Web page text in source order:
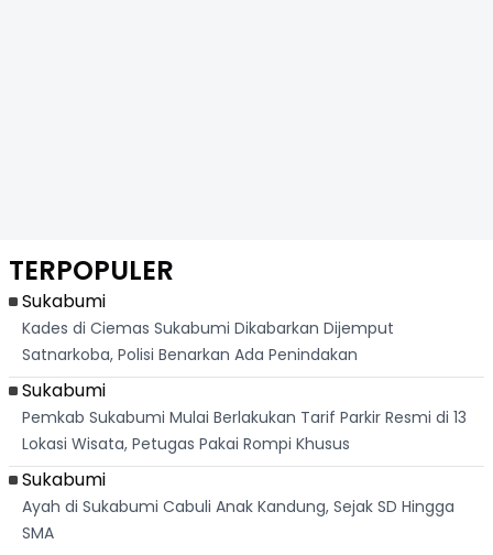
TERPOPULER
Sukabumi
Kades di Ciemas Sukabumi Dikabarkan Dijemput
Satnarkoba, Polisi Benarkan Ada Penindakan
Sukabumi
Pemkab Sukabumi Mulai Berlakukan Tarif Parkir Resmi di 13
Lokasi Wisata, Petugas Pakai Rompi Khusus
Sukabumi
Ayah di Sukabumi Cabuli Anak Kandung, Sejak SD Hingga
SMA